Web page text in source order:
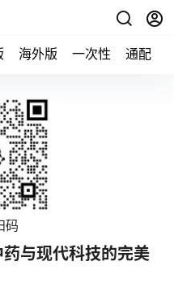
海外版 一次性 通配
码
与现代科技的完美